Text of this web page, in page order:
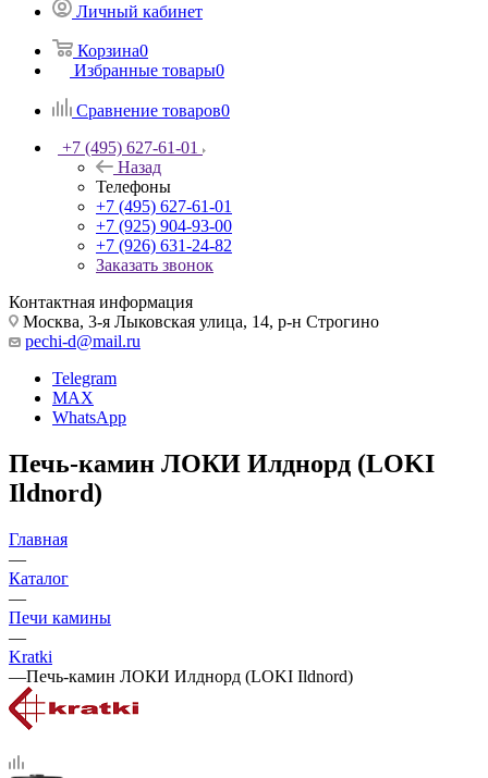
Личный кабинет
Корзина0
Избранные товары0
Сравнение товаров0
+7 (495) 627-61-01
Назад
Телефоны
+7 (495) 627-61-01
+7 (925) 904-93-00
+7 (926) 631-24-82
Заказать звонок
Контактная информация
Москва, 3-я Лыковская улица, 14, р-н Строгино
pechi-d@mail.ru
Telegram
MAX
WhatsApp
Печь-камин ЛОКИ Илднорд (LOKI
Ildnord)
Главная
—
Каталог
—
Печи камины
—
Kratki
—Печь-камин ЛОКИ Илднорд (LOKI Ildnord)